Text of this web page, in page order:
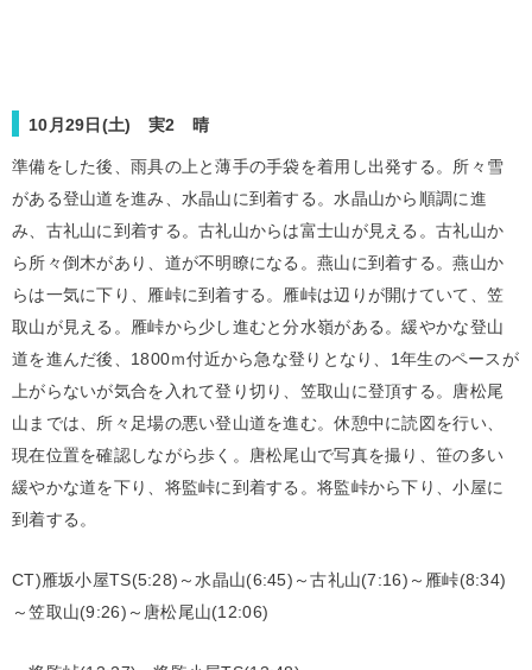
10月29日(土) 実2 晴
準備をした後、雨具の上と薄手の手袋を着用し出発する。所々雪
がある登山道を進み、水晶山に到着する。水晶山から順調に進
み、古礼山に到着する。古礼山からは富士山が見える。古礼山か
ら所々倒木があり、道が不明瞭になる。燕山に到着する。燕山か
らは一気に下り、雁峠に到着する。雁峠は辺りが開けていて、笠
取山が見える。雁峠から少し進むと分水嶺がある。緩やかな登山
道を進んだ後、1800ｍ付近から急な登りとなり、1年生のペースが
上がらないが気合を入れて登り切り、笠取山に登頂する。唐松尾
山までは、所々足場の悪い登山道を進む。休憩中に読図を行い、
現在位置を確認しながら歩く。唐松尾山で写真を撮り、笹の多い
緩やかな道を下り、将監峠に到着する。将監峠から下り、小屋に
到着する。
CT)雁坂小屋TS(5:28)～水晶山(6:45)～古礼山(7:16)～雁峠(8:34)
～笠取山(9:26)～唐松尾山(12:06)